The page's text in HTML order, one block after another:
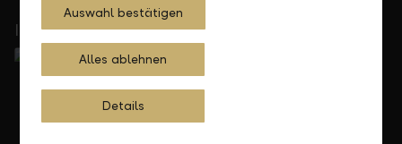
In Ihrer Nähe
Auswahl bestätigen
Alles ablehnen
Details